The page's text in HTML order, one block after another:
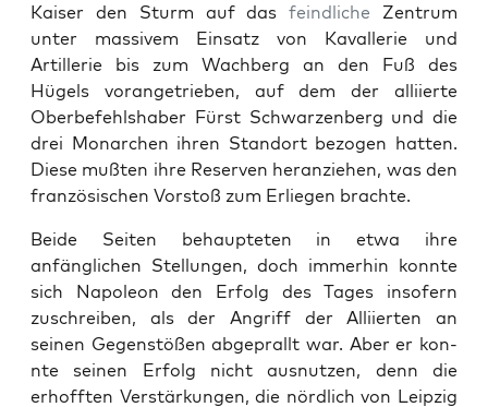
Kaiser den Sturm auf dasfeindliche Zen­trum
unter mas­sivem Ein­satz von Kaval­lerie und
Artillerie bis zum Wach­berg an den Fuß des
Hügels vor­angetrieben, auf dem der alli­ierte
Ober­be­fehlshaber Fürst Schwarzen­berg und die
drei Monar­chen ihren Stan­dort bezo­gen hat­ten.
Diese mußten ihre Reser­ven her­anziehen, was den
franzö­sis­chen Vorstoß zum Erliegen brachte.
Bei­de Seit­en behaupteten in etwa ihre
anfänglichen Stel­lun­gen, doch immer­hin kon­nte
sich Napoleon den Erfolg des Tages insofern
zuschreiben, als der Angriff der Alli­ierten an
seinen Gegen­stößen abgeprallt war. Aber er kon­
nte seinen Erfolg nicht aus­nutzen, denn die
erhofften Ver­stärkun­gen, die nördlich von Leipzig